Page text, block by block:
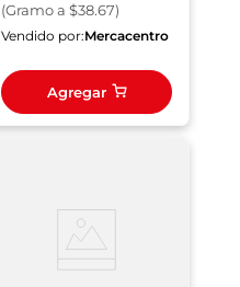
(Gramoa $38.67)
Vendido por:Mercacentro
Agregar